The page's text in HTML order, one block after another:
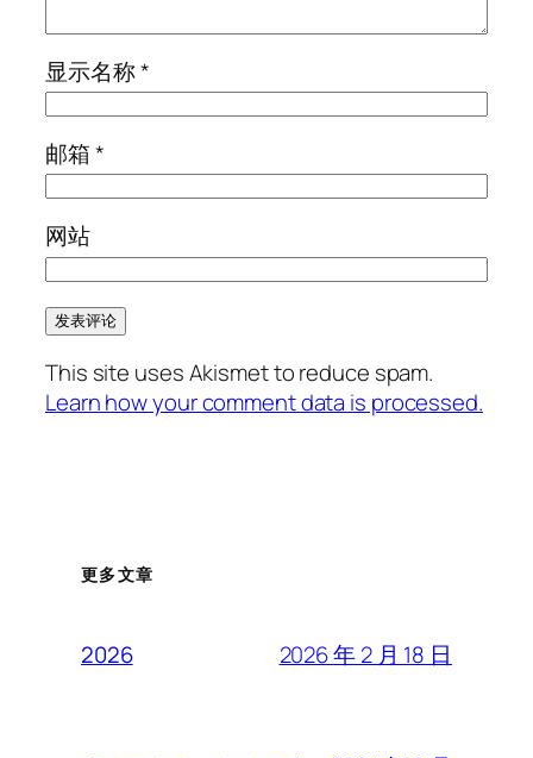
显示名称*
邮箱*
网站
This site uses Akismet to reduce spam.
Learn how your comment data is processed.
更多文章
2026 2026 年 2 月 18 日